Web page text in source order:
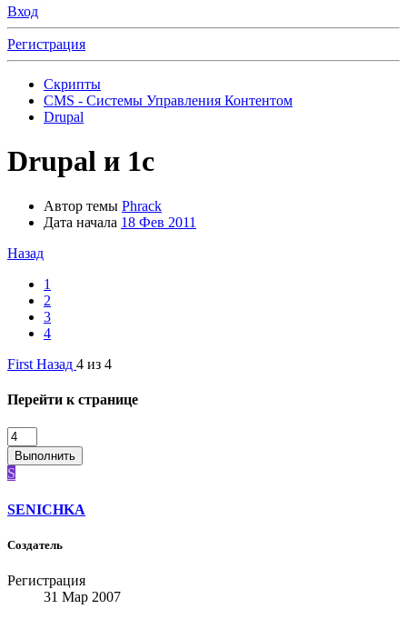
Вход
Регистрация
Скрипты
CMS - Системы Управления Контентом
Drupal
Drupal и 1с
Автор темы Phrack
Дата начала 18 Фев 2011
Назад
1
2
3
4
First Назад 4 из 4
Перейти к странице
Выполнить
S
SENICHKA
Создатель
Регистрация
31 Мар 2007